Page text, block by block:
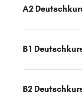
A2
B1
B2